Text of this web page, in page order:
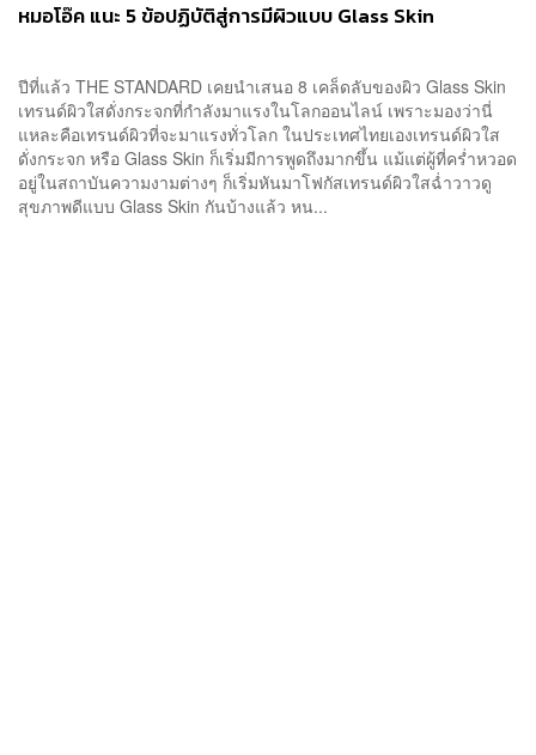
หมอโอ๊ค แนะ 5 ข้อปฏิบัติสู่การมีผิวแบบ Glass Skin
ปีที่แล้ว THE STANDARD เคยนำเสนอ 8 เคล็ดลับของผิว Glass Skin
เทรนด์ผิวใสดั่งกระจกที่กำลังมาแรงในโลกออนไลน์ เพราะมองว่านี่
แหละคือเทรนด์ผิวที่จะมาแรงทั่วโลก ในประเทศไทยเองเทรนด์ผิวใส
ดั่งกระจก หรือ Glass Skin ก็เริ่มมีการพูดถึงมากขึ้น แม้แต่ผู้ที่คร่ำหวอด
อยู่ในสถาบันความงามต่างๆ ก็เริ่มหันมาโฟกัสเทรนด์ผิวใสฉ่ำวาวดู
สุขภาพดีแบบ Glass Skin กันบ้างแล้ว หน...